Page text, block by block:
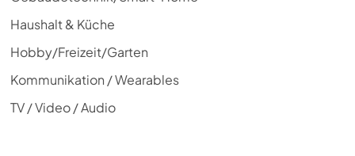
Haushalt & Küche
Hobby/Freizeit/Garten
Kommunikation / Wearables
TV / Video / Audio